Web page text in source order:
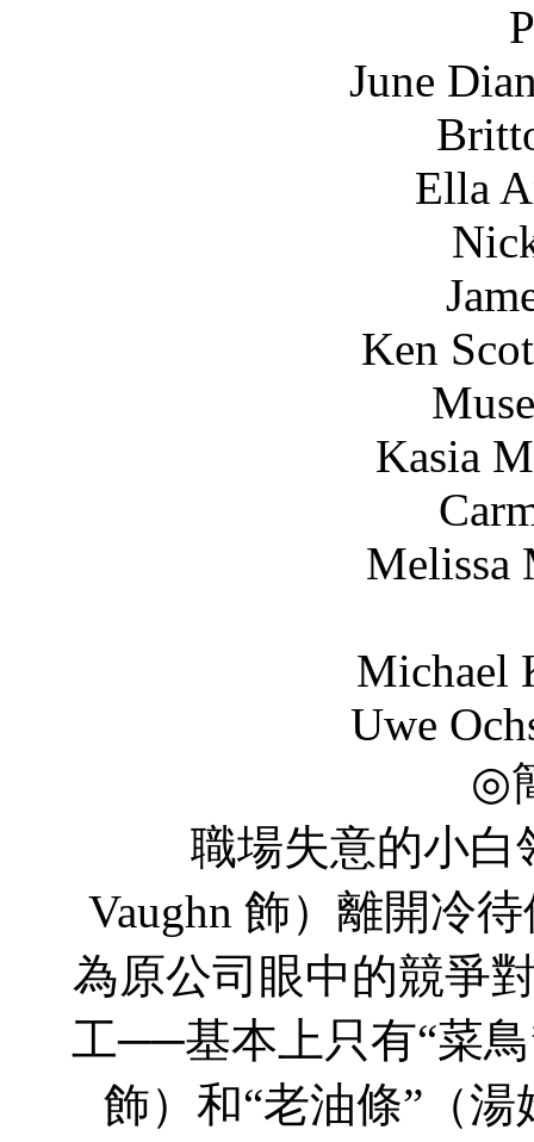
June Diane
Britton Sear
Ella
Nick Frost
James
Ken Scott
Kasia
Carmen
Melissa
Michael Krabbe
Uwe
◎
職場失意的小白
Vaughn 飾）離開冷
為原公司眼中的競爭
工──基本上只有“菜鳥
飾）和“老油條”（湯